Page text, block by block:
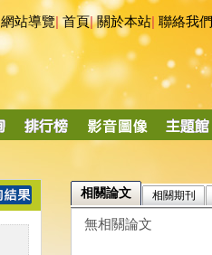
網站導覽|首頁|關於本站 聯絡我們
相關論文 相關期刊
無相關論文